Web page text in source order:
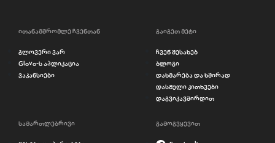
ითანამშრომლე ჩვენთან
გლოვერი ვარ
Glovo-ს აპლიკაცია
ვაკანსიები
გაიგეთ მეტი
ჩვენ შესახებ
ბლოგი
დახმარება და ხშირად
დასმული კითხვები
დაგვიკავშირდით
სამართლებრივი გამოგვყევით